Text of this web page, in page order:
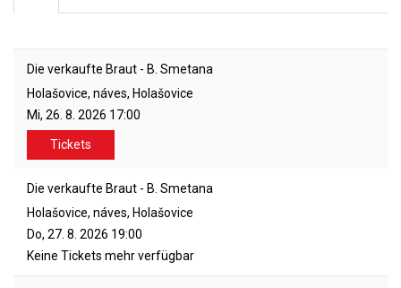
Die verkaufte Braut - B. Smetana
Holašovice, náves, Holašovice
Mi, 26. 8. 2026 17:00
Tickets
Die verkaufte Braut - B. Smetana
Holašovice, náves, Holašovice
Do, 27. 8. 2026 19:00
Keine Tickets mehr verfügbar